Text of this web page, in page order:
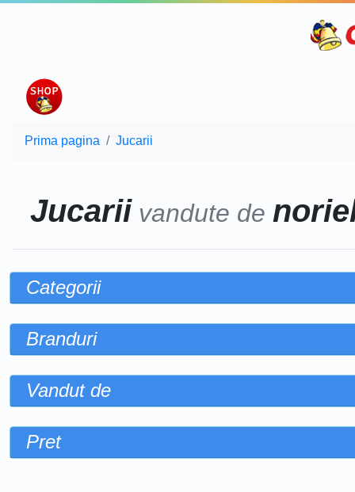
Prima pagina Jucarii
Jucariivandute de
Categorii
Branduri
Vandut de
Pret